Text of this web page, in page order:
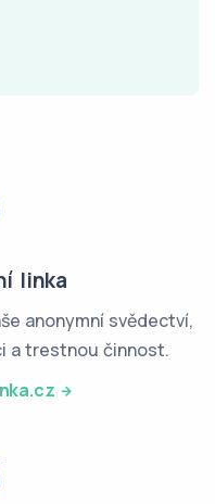
linka
anonymní svědectví,
a trestnou činnost.